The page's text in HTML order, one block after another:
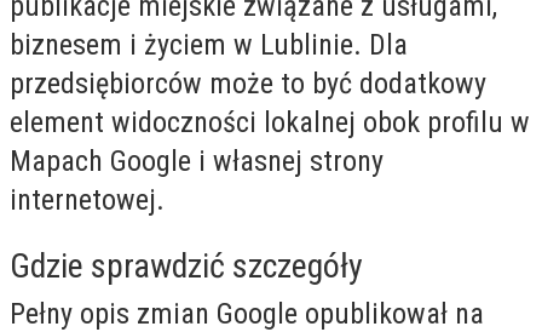
biznesem i życiem w Lublinie. Dla
przedsiębiorców może to być dodatkowy
element widoczności lokalnej obok profilu w
Mapach Google i własnej strony
internetowej.
Gdzie sprawdzić szczegóły
Pełny opis zmian Google opublikował na